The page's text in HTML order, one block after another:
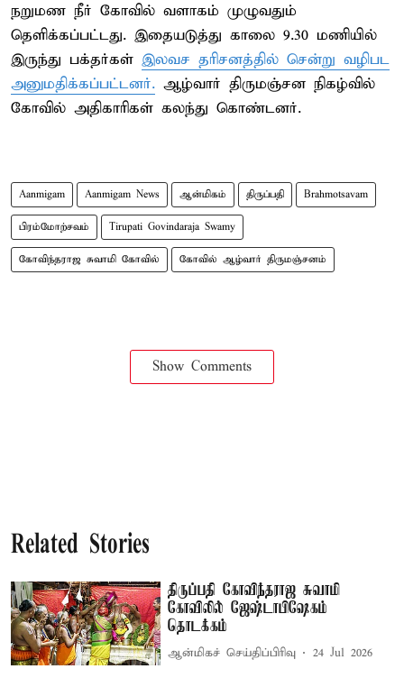
நறுமண நீர் கோவில் வளாகம் முழுவதும்
தெளிக்கப்பட்டது. இதையடுத்து காலை 9.30 மணியில்
இருந்து பக்தர்கள் இலவச தரிசனத்தில் சென்று வழிபட
அனுமதிக்கப்பட்டனர். ஆழ்வார் திருமஞ்சன நிகழ்வில்
கோவில் அதிகாரிகள் கலந்து கொண்டனர்.
Aanmigam Aanmigam News ஆன்மிகம் திருப்பதி Brahmotsavam
பிரம்மோற்சவம் Tirupati Govindaraja Swamy
கோவிந்தராஜ சுவாமி கோவில் கோவில் ஆழ்வார் திருமஞ்சனம்
Show Comments
Related Stories
திருப்பதி கோவிந்தராஜ சுவாமி
கோவிலில் ஜேஷ்டாபிஷேகம்
தொடக்கம்
ஆன்மிகச் செய்திப்பிரிவு 24 Jul 2026